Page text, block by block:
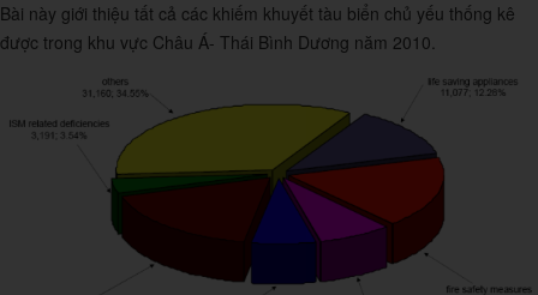
Bài này giới thiệu tất cả các khiếm khuyết tàu biển chủ yếu thống kê
được trong khu vực Châu Á- Thái Bình Dương năm 2010.